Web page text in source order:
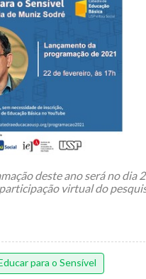
deste ano será no dia
virtual do
para o Sensível